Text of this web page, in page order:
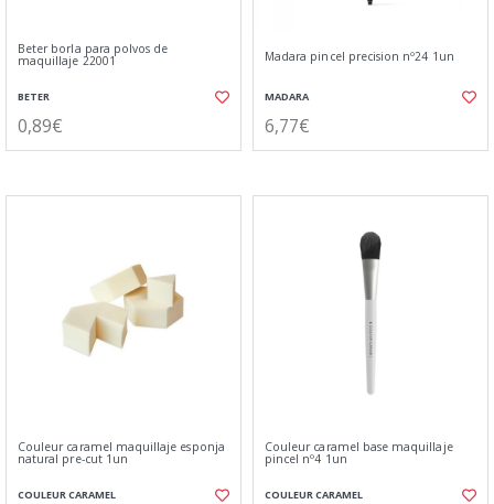
Beter borla para polvos de
maquillaje 22001
BETER
0,89€
Madara pincel precision nº24 1un
MADARA
6,77€
Couleur caramel maquillaje esponja
natural pre-cut 1un
COULEUR CARAMEL
Couleur caramel base maquillaje
pincel nº4 1un
COULEUR CARAMEL